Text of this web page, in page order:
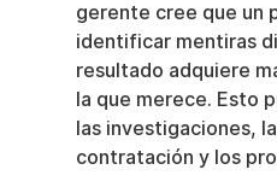
gerente cree que un
identificar mentiras
resultado adquiere
la que merece. Esto
las investigaciones,
contratación y los